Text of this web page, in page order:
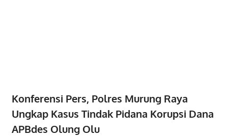
Konferensi Pers, Polres Murung Raya
Ungkap Kasus Tindak Pidana Korupsi Dana
APBdes Olung Olu